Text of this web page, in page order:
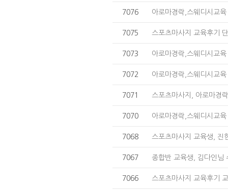
7076 아로마경락,스웨디시교
7075 스포츠마사지 교육후기
7073 아로마경락,스웨디시교
7072 아로마경락,스웨디시교
7071 스포츠마사지, 아로마경
7070 아로마경락,스웨디시교
7068 스포츠마사지 교육생, 진
7067 종합반 교육생, 김다인님
7066 스포츠마사지 교육후기